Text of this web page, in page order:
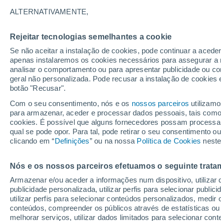
ALTERNATIVAMENTE,
Rejeitar tecnologias semelhantes a cookie
Se não aceitar a instalação de cookies, pode continuar a
apenas instalaremos os cookies necessários para assegurar
analisar o comportamento ou para apresentar publicidade ou
geral não personalizada. Pode recusar a instalação de
botão "Recusar".
Com o seu consentimento, nós e os nossos parceiros
para armazenar, aceder e processar dados pessoais, tais
cookies. É possível que alguns fornecedores possam
qual se pode opor. Para tal, pode retirar o seu consentimento
clicando em “Definições” ou na nossa Política de Cookies
Nós e os nossos parceiros efetuamos o seguinte
Armazenar e/ou aceder a informações num dispositivo,
publicidade personalizada, utilizar perfis para selecionar
utilizar perfis para selecionar conteúdos personalizados,
conteúdos, compreender os públicos através de estatísticas
melhorar serviços, utilizar dados limitados para selecionar
22°
Sensação de 22°
Iluminada:
39 ºC e noites tropicais; saiba até quando
O Tempo 1 - 7 Dias Atualidade Mapas de nuvens
Quinta
13 Ago.
Sexta
14 Ago.
30%
Sábado
15 Ago.